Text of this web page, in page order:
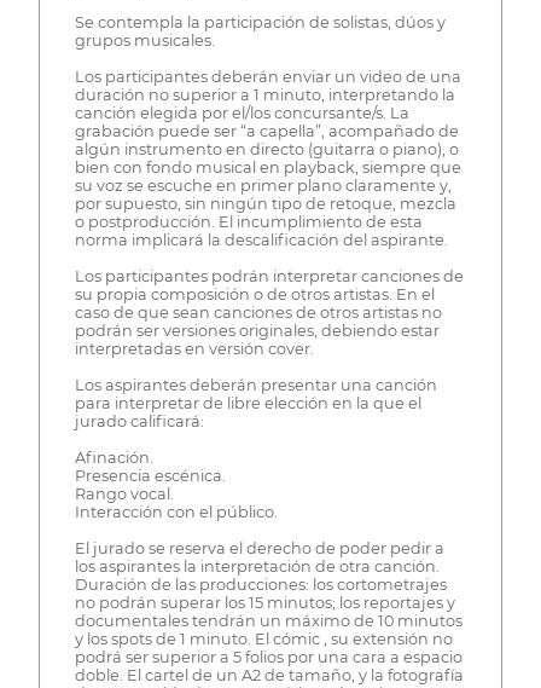
Se contempla la participación de solistas, dúos y
grupos musicales.
Los participantes deberán enviar un video de una
duración no superior a 1 minuto, interpretando la
canción elegida por el/los concursante/s. La
grabación puede ser “a capella”, acompañado de
algún instrumento en directo (guitarra o piano), o
bien con fondo musical en playback, siempre que
su voz se escuche en primer plano claramente y,
por supuesto, sin ningún tipo de retoque, mezcla
o postproducción. El incumplimiento de esta
norma implicará la descalificación del aspirante.
Los participantes podrán interpretar canciones de
su propia composición o de otros artistas. En el
caso de que sean canciones de otros artistas no
podrán ser versiones originales, debiendo estar
interpretadas en versión cover.
Los aspirantes deberán presentar una canción
para interpretar de libre elección en la que el
jurado calificará:
Afinación.
Presencia escénica.
Rango vocal.
Interacción con el público.
El jurado se reserva el derecho de poder pedir a
los aspirantes la interpretación de otra canción.
Duración de las producciones: los cortometrajes
no podrán superar los 15 minutos; los reportajes y
documentales tendrán un máximo de 10 minutos
y los spots de 1 minuto. El cómic , su extensión no
podrá ser superior a 5 folios por una cara a espacio
doble. El cartel de un A2 de tamaño, y la fotografía